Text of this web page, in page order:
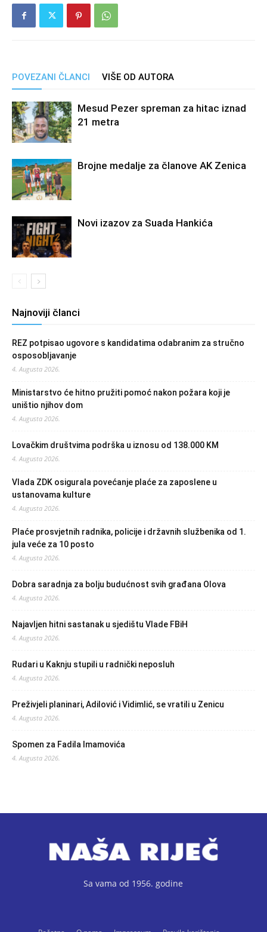
POVEZANI ČLANCI VIŠE OD AUTORA
Mesud Pezer spreman za hitac iznad
21 metra
Brojne medalje za članove AK Zenica
Novi izazov za Suada Hankića
Najnoviji članci
REZ potpisao ugovore s kandidatima odabranim za stručno
osposobljavanje
4. Augusta 2026.
Ministarstvo će hitno pružiti pomoć nakon požara koji je
uništio njihov dom
4. Augusta 2026.
Lovačkim društvima podrška u iznosu od 138.000 KM
4. Augusta 2026.
Vlada ZDK osigurala povećanje plaće za zaposlene u
ustanovama kulture
4. Augusta 2026.
Plaće prosvjetnih radnika, policije i državnih službenika od 1.
jula veće za 10 posto
4. Augusta 2026.
Dobra saradnja za bolju budućnost svih građana Olova
4. Augusta 2026.
Najavljen hitni sastanak u sjedištu Vlade FBiH
4. Augusta 2026.
Rudari u Kaknju stupili u radnički neposluh
4. Augusta 2026.
Preživjeli planinari, Adilović i Vidimlić, se vratili u Zenicu
4. Augusta 2026.
Spomen za Fadila Imamovića
4. Augusta 2026.
Sa vama od 1956. godine